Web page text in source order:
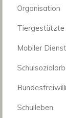
Organisation
Tiergestützte
Mobiler Dienst
Schulleben